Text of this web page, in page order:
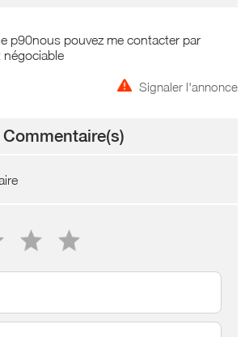
p90nous pouvez me contacter par
négociable
Signaler l'annonce
Commentaire(s)